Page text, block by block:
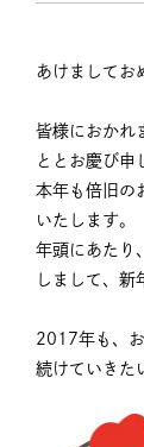
あけましてお
皆様におかれ
ととお慶び申
本年も倍旧の
いたします。
年頭にあたり
しまして、新
2017年も、
続けていきた